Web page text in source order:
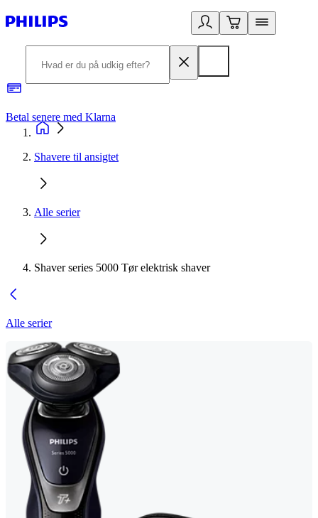
Betal senere med Klarna
Shavere til ansigtet
Alle serier
Shaver series 5000 Tør elektrisk shaver
Alle serier